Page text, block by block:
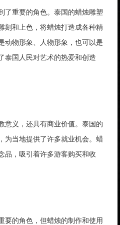
了重要的角色。泰国的蜡烛雕塑
刻和上色，将蜡烛打造成各种精
动物形象、人物形象，也可以是
泰国人民对艺术的热爱和创造
意义，还具有商业价值。泰国的
为当地提供了许多就业机会。蜡
品，吸引着许多游客购买和收
要的角色，但蜡烛的制作和使用